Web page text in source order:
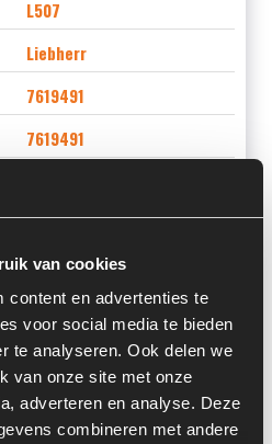
van cookies
content en advertenties te
voor social media te bieden
te analyseren. Ook delen we
van onze site met onze
adverteren en analyse. Deze
combineren met andere
L507
Liebherr
7619491
7619491
4C1O
L506 / L507 / L508 / L509
Nederland